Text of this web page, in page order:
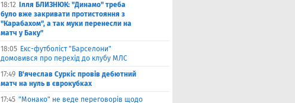
18:12
Ілля БЛИЗНЮК: "Динамо" треба
було вже закривати протистояння з
"Карабахом", а так муки перенесли на
матч у Баку"
18:05 Екс-футболіст "Барселони"
домовився про перехід до клубу МЛС
17:49 В'ячеслав Суркіс провів дебютний
матч на нуль в єврокубках
17:45 "Монако" не веде переговорів щодо